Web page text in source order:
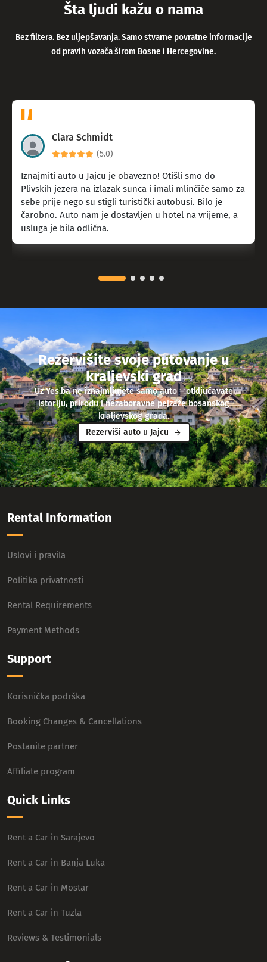
Šta ljudi kažu o nama
Bez filtera. Bez uljepšavanja. Samo stvarne povratne informacije
od pravih vozača širom Bosne i Hercegovine.
Clara Schmidt
(5.0)
Iznajmiti auto u Jajcu je obavezno! Otišli smo do
Plivskih jezera na izlazak sunca i imali mlinčiće samo za
sebe prije nego su stigli turistički autobusi. Bilo je
čarobno. Auto nam je dostavljen u hotel na vrijeme, a
usluga je bila odlična.
Rezervišite svoje putovanje u
kraljevski grad
Uz Yes.ba ne iznajmljujete samo auto – otključavate
istoriju, prirodu i nezaboravne pejzaže bosanskog
kraljevskog grada.
Rezerviši auto u Jajcu
Rental Information
Uslovi i pravila
Politika privatnosti
Rental Requirements
Payment Methods
Support
Korisnička podrška
Booking Changes & Cancellations
Postanite partner
Affiliate program
Quick Links
Rent a Car in Sarajevo
Rent a Car in Banja Luka
Rent a Car in Mostar
Rent a Car in Tuzla
Reviews & Testimonials